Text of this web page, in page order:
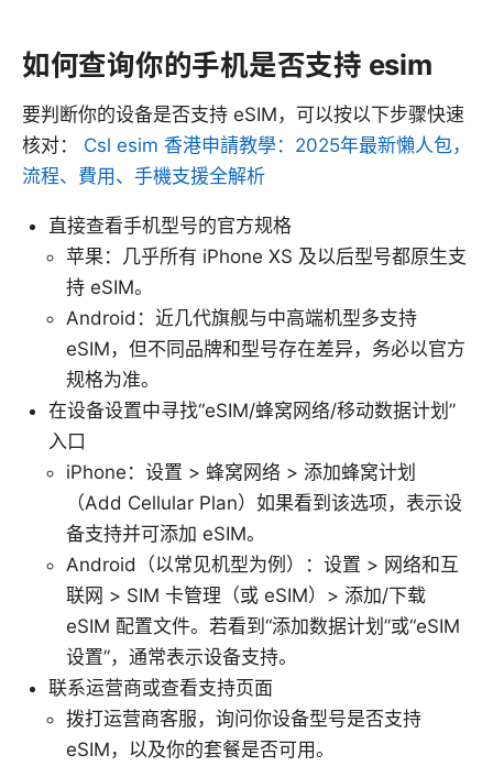
如何查询你的手机是否支持 esim
要判断你的设备是否支持 eSIM，可以按以下步骤快速
核对： Csl esim 香港申請教學：2025年最新懶人包，
流程、費用、手機支援全解析
直接查看手机型号的官方规格
苹果：几乎所有 iPhone XS 及以后型号都原生支
持 eSIM。
Android：近几代旗舰与中高端机型多支持
eSIM，但不同品牌和型号存在差异，务必以官方
规格为准。
在设备设置中寻找“eSIM/蜂窝网络/移动数据计划”
入口
iPhone：设置 > 蜂窝网络 > 添加蜂窝计划
（Add Cellular Plan）如果看到该选项，表示设
备支持并可添加 eSIM。
Android（以常见机型为例）：设置 > 网络和互
联网 > SIM 卡管理（或 eSIM）> 添加/下载
eSIM 配置文件。若看到“添加数据计划”或“eSIM
设置”，通常表示设备支持。
联系运营商或查看支持页面
拨打运营商客服，询问你设备型号是否支持
eSIM，以及你的套餐是否可用。